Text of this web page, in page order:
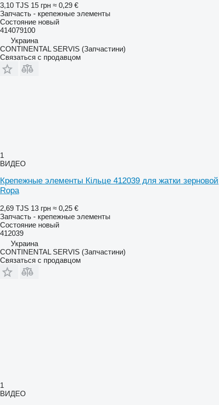
3,10 TJS 15 грн ≈ 0,29 €
Запчасть - крепежные элементы
Состояние новый
414079100
Украина
CONTINENTAL SERVIS (Запчастини)
Связаться с продавцом
1
ВИДЕО
Крепежные элементы Кільце 412039 для жатки зерновой
Ropa
2,69 TJS 13 грн ≈ 0,25 €
Запчасть - крепежные элементы
Состояние новый
412039
Украина
CONTINENTAL SERVIS (Запчастини)
Связаться с продавцом
1
ВИДЕО